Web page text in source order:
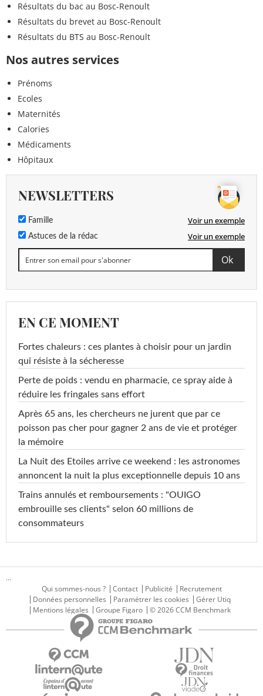
Résultats du bac au Bosc-Renoult
Résultats du brevet au Bosc-Renoult
Résultats du BTS au Bosc-Renoult
Nos autres services
Prénoms
Ecoles
Maternités
Calories
Médicaments
Hôpitaux
NEWSLETTERS
Famille Voir un exemple
Astuces de la rédac Voir un exemple
EN CE MOMENT
Fortes chaleurs : ces plantes à choisir pour un jardin
qui résiste à la sécheresse
Perte de poids : vendu en pharmacie, ce spray aide à
réduire les fringales sans effort
Après 65 ans, les chercheurs ne jurent que par ce
poisson pas cher pour gagner 2 ans de vie et protéger
la mémoire
La Nuit des Etoiles arrive ce weekend : les astronomes
annoncent la nuit la plus exceptionnelle depuis 10 ans
Trains annulés et remboursements : "OUIGO
embrouille ses clients" selon 60 millions de
consommateurs
...
Qui sommes-nous ?
Contact Publicité
Recrutement
Données personnelles
Paramétrer les cookies
Gérer Utiq
Mentions légales
Groupe Figaro © 2026 CCM Benchmark